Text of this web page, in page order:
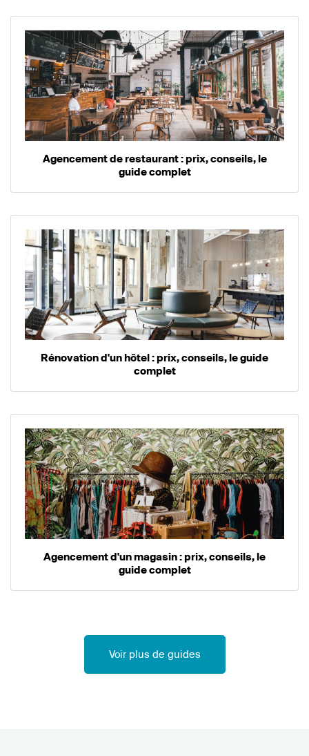
Agencement de restaurant : prix, conseils, le
guide complet
Rénovation d'un hôtel : prix, conseils, le guide
complet
Agencement d'un magasin : prix, conseils, le
guide complet
Voir plus de guides